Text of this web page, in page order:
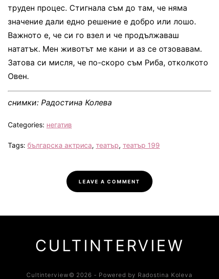
труден процес. Стигнала съм до там, че няма
значение дали едно решение е добро или лошо.
Важното е, че си го взел и че продължаваш
нататък. Мен животът ме кани и аз се отзовавам.
Затова си мисля, че по-скоро съм Риба, отколкото
Овен.
снимки: Радостина Колева
Categories: негатив
Tags: българска актриса, театър, театър 199
LEAVE A COMMENT
CULTINTERVIEW
Cultinterview© 2026 - Powered by Radostina Koleva